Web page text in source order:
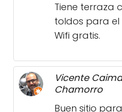
Tiene terraza
toldos para el
Wifi gratis.
Vicente
Chamorro
Buen sitio